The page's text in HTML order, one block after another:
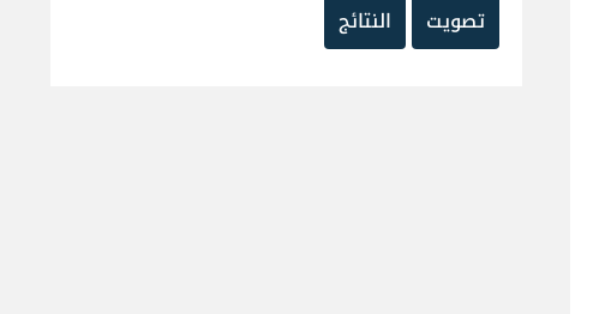
تصويت
النتائج